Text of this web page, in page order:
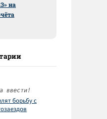
на
ввести!
борьбу с